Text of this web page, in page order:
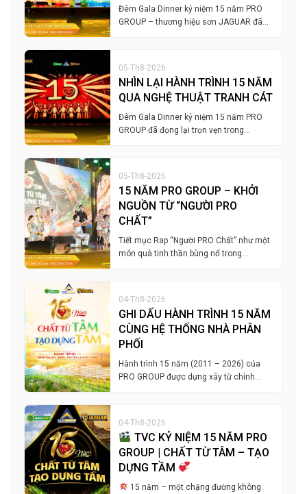
Đêm Gala Dinner kỷ niệm 15 năm PRO
GROUP – thương hiệu sơn JAGUAR đã…
05-Th8-2026
NHÌN LẠI HÀNH TRÌNH 15 NĂM
QUA NGHỆ THUẬT TRANH CÁT
Đêm Gala Dinner kỷ niệm 15 năm PRO
GROUP đã đọng lại trọn vẹn trong…
05-Th8-2026
15 NĂM PRO GROUP – KHỞI
NGUỒN TỪ “NGƯỜI PRO
CHẤT”
Tiết mục Rap “Người PRO Chất” như một
món quà tinh thần bùng nổ trong…
04-Th8-2026
GHI DẤU HÀNH TRÌNH 15 NĂM
CÙNG HỆ THỐNG NHÀ PHÂN
PHỐI
Hành trình 15 năm (2011 – 2026) của
PRO GROUP được dựng xây từ chính…
04-Th8-2026
TVC KỶ NIỆM 15 NĂM PRO
GROUP | CHẤT TỪ TÂM – TẠO
DỰNG TẦM
15 năm – một chặng đường không